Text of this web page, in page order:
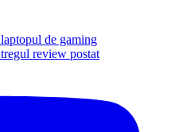
de gaming
review postat